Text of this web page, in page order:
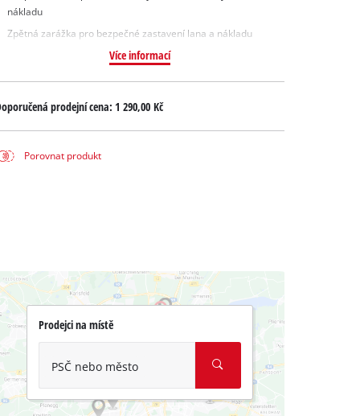
nákladu
Zpětná zarážka pro bezpečné zastavení lana a nákladu
Více informací
prodejní cena: 1 290,00 Kč
Porovnat produkt
Prodejci na místě
PSČ nebo město